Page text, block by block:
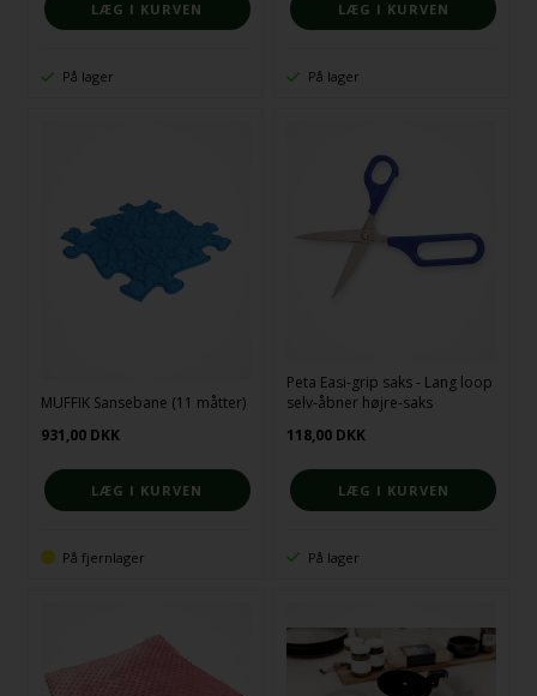
På lager På lager
MUFFIK Sansebane (11 måtter)
931,00 DKK
På fjernlager
Peta Easi-grip saks - Lang loop
selv-åbner højre-saks
118,00 DKK
På lager